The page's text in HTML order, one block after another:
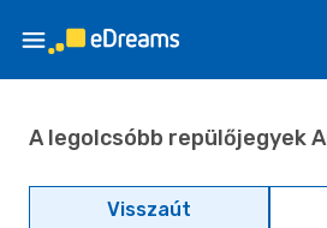
A legolcsóbb repülőjegyek
Visszaút